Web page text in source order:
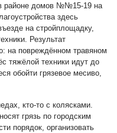
районе домов №№15-19 на
здесь
на стройплощадку,
Результат
на повреждённом травяном
тяжёлой техники идут до
обойти грязевое месиво,
кто-то с колясками.
грязь по городским
порядок, организовать